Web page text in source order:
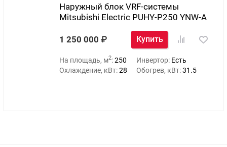
Наружный блок VRF-системы
Mitsubishi Electric PUHY-P250 YNW-A
1 250 000 Купить
На площадь, м2:250 Инвертор: Есть
Охлаждение, кВт:28 Обогрев, кВт:31.5